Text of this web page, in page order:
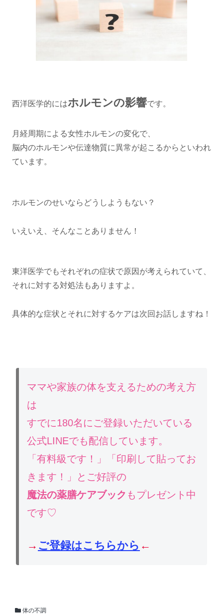
西洋医学的にはホルモンの影響です。
月経周期による女性ホルモンの変化で、
脳内のホルモンや伝達物質に異常が起こるからといわれ
ています。
ホルモンのせいならどうしようもない？
いえいえ、そんなことありません！
東洋医学でもそれぞれの症状で原因が考えられていて、
それに対する対処法もありますよ。
具体的な症状とそれに対するケアは次回お話しますね！
ママや家族の体を支えるための考え方
は
すでに180名にご登録いただいている
公式LINEでも配信しています。
「有料級です！」「印刷して貼ってお
きます！」とご好評の
魔法の薬膳ケアブック もプレゼント中
です♡
→ ご登録はこちらから ←
体の不調